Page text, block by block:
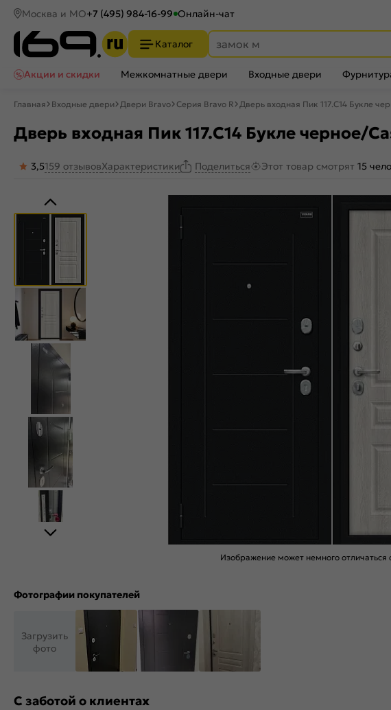
Москва и МО+7 (495) 984-16-99 Онлайн-чат
Каталог
Акции и скидки
Межкомнатные двери Входные двери
Главная Входные двери Двери Bravo Серия Bravo R Дверь входная Пик 117.С14 Букле
Дверь входная Пик 117.С14 Букле черное/
3,5159 отзывовХарактеристики Поделиться Этот товар смотрят 15
Изображение может немного отличаться
Фотографии покупателей
Загрузить
фото
С заботой о клиентах